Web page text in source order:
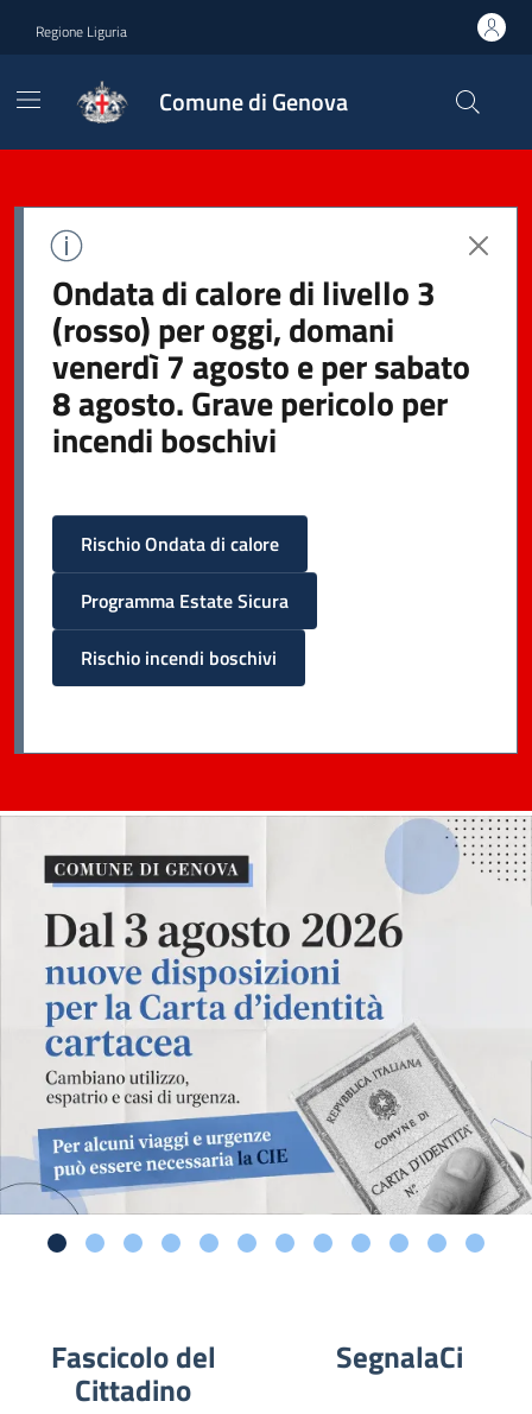
Regione Liguria
Comune di Genova
Ondata di calore di livello 3
(rosso) per oggi, domani
venerdì 7 agosto e per sabato
8 agosto. Grave pericolo per
incendi boschivi
Rischio Ondata di calore
Programma Estate Sicura
Rischio incendi boschivi
Fascicolo del
Cittadino
SegnalaCi